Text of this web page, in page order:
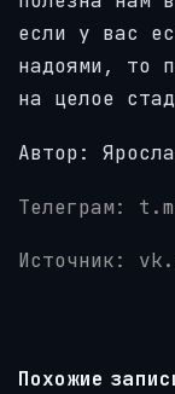
если у вас
надоями, то
на целое
Автор:
Телеграм:
Источник:
Похожие